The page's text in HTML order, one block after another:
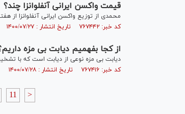
قیمت واکسن ایرانی آنفلوانزا چند؟
محمدی از توزیع واکسن ایرانی آنفلوانزا از هفته آینده
کد خبر: ۷۶۷۴۴۲ تاریخ انتشار : ۱۴۰۰/۰۷/۲۷
از کجا بفهمیم دیابت بی مزه
دیابت بی مزه نوعی از دیابت است که با
کد خبر: ۷۶۷۴۱۶ تاریخ انتشار : ۱۴۰۰/۰۷/۲۸
11 >